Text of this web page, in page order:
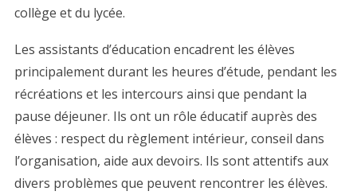
collège et du lycée.
Les assistants d’éducation encadrent les élèves
principalement durant les heures d’étude, pendant les
récréations et les intercours ainsi que pendant la
pause déjeuner. Ils ont un rôle éducatif auprès des
élèves : respect du règlement intérieur, conseil dans
l’organisation, aide aux devoirs. Ils sont attentifs aux
divers problèmes que peuvent rencontrer les élèves.